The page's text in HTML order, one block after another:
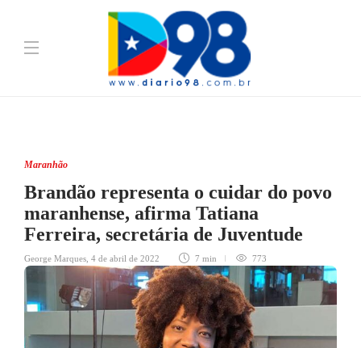
Maranhão
Brandão representa o cuidar do povo
maranhense, afirma Tatiana
Ferreira, secretária de Juventude
George Marques 4 de abril de 2022 7 min 773